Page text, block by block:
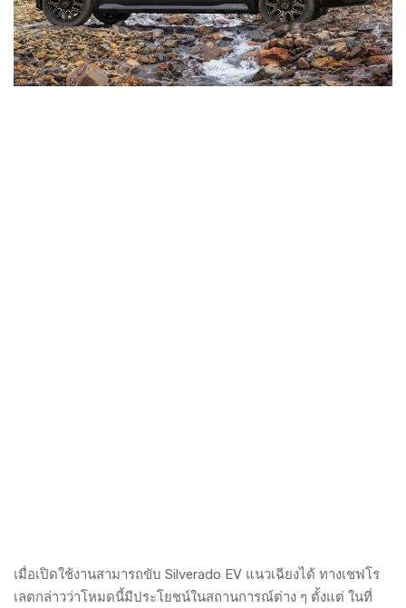
เมื่อเปิดใช้งานสามารถขับ Silverado EV แนวเฉียงได้ ทางเชฟโร
เลตกล่าวว่าโหมดนี้มีประโยชน์ในสถานการณ์ต่าง ๆ ตั้งแต่ ในที่